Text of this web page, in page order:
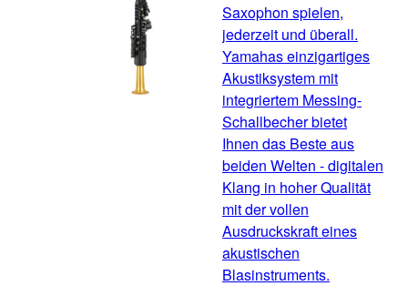
Saxophon spielen,
jederzeit und überall.
Yamahas einzigartiges
Akustiksystem mit
integriertem Messing-
Schallbecher bietet
Ihnen das Beste aus
beiden Welten - digitalen
Klang in hoher Qualität
mit der vollen
Ausdruckskraft eines
akustischen
Blasinstruments.